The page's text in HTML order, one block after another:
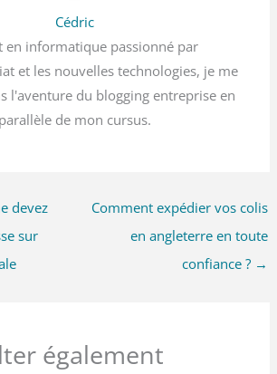
Cédric
en informatique passionné par
et les nouvelles technologies, je me
l'aventure du blogging entreprise en
parallèle de mon cursus.
devez
sur
Comment expédier vos colis
en angleterre en toute
confiance ? →
également